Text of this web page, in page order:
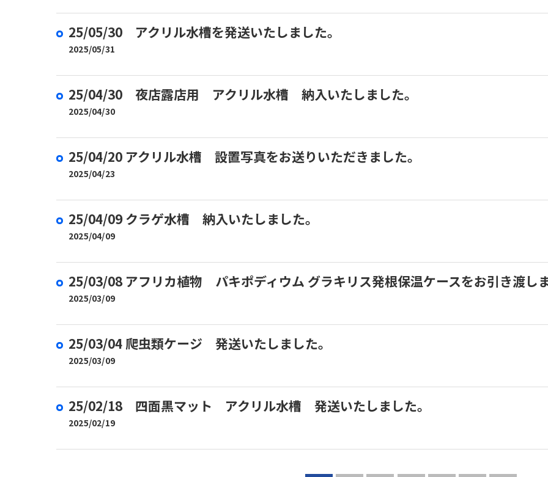
25/05/30 アクリル水槽を発送いたしました。
2025/05/31
25/04/30 夜店露店用 アクリル水槽 納入いたしました。
2025/04/30
25/04/20 アクリル水槽 設置写真をお送りいただきました。
2025/04/23
25/04/09 クラゲ水槽 納入いたしました。
2025/04/09
25/03/08 アフリカ植物 パキポディウム グラキリス発根保温ケースをお引き渡し
2025/03/09
25/03/04 爬虫類ケージ 発送いたしました。
2025/03/09
25/02/18 四面黒マット アクリル水槽 発送いたしました。
2025/02/19